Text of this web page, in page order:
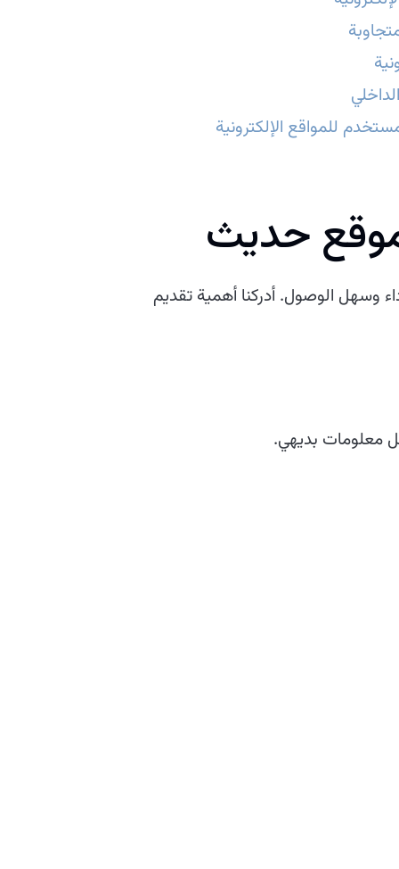
للمواقع الإلكترونية
حديث
وسهل الوصول. أدركنا أهمية تقديم
معلومات بديهي.